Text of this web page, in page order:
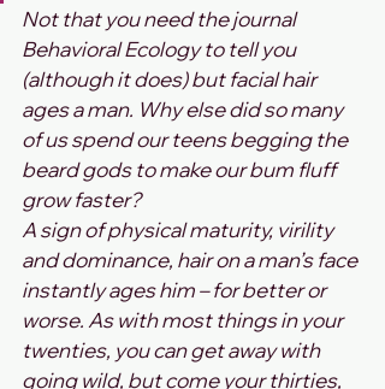
Not that you need the journal
Behavioral Ecology to tell you
(although it does) but facial hair
ages a man. Why else did so many
of us spend our teens begging the
beard gods to make our bum fluff
grow faster?
A sign of physical maturity, virility
and dominance, hair on a man’s face
instantly ages him – for better or
worse. As with most things in your
twenties, you can get away with
going wild, but come your thirties,